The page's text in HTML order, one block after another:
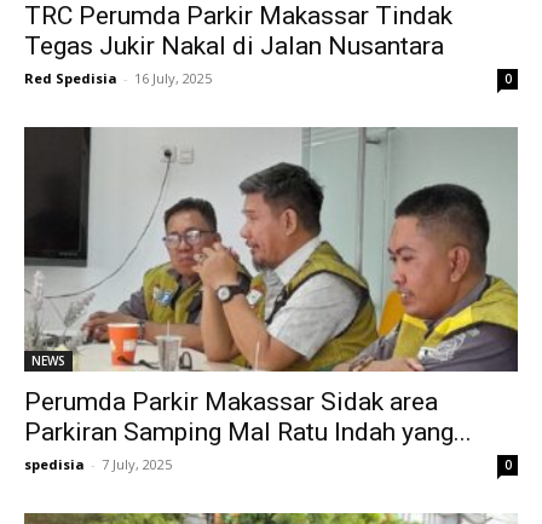
TRC Perumda Parkir Makassar Tindak
Tegas Jukir Nakal di Jalan Nusantara
Red Spedisia - 16 July, 2025 0
NEWS
Perumda Parkir Makassar Sidak area
Parkiran Samping Mal Ratu Indah yang...
spedisia - 7 July, 2025 0